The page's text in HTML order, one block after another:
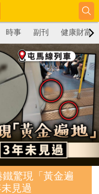
時事 副刊 健康財富
驚現「黃金遍
見過